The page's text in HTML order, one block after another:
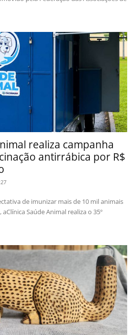
realiza campanha
antirrábica por R$
Saúde Animal realiza o 35º